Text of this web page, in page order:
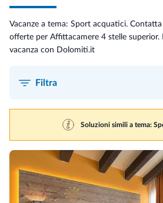
Vacanze a tema: Sport acquatici.
offerte per Affittacamere 4 stelle superior.
vacanza con Dolomiti.it
Filtra
Soluzioni simili a tema: